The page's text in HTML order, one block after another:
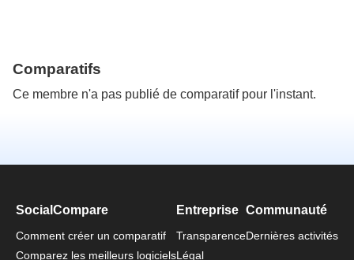
Comparatifs
Ce membre n'a pas publié de comparatif pour l'instant.
SocialCompare
Comment créer un comparatif
Comparez les meilleurs logiciels
Entreprise
Transparence
Légal
Communauté
Dernières activités